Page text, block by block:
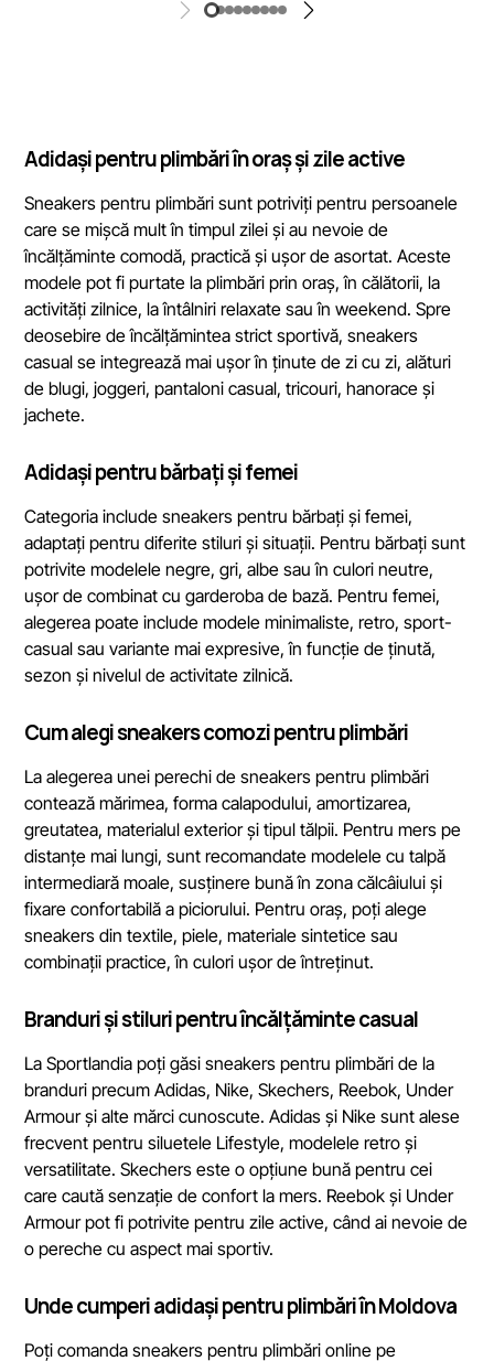
Adidași pentru plimbări în oraș și zile active
Sneakers pentru plimbări sunt potriviți pentru persoanele
care se mișcă mult în timpul zilei și au nevoie de
încălțăminte comodă, practică și ușor de asortat. Aceste
modele pot fi purtate la plimbări prin oraș, în călătorii, la
activități zilnice, la întâlniri relaxate sau în weekend. Spre
deosebire de încălțămintea strict sportivă, sneakers
casual se integrează mai ușor în ținute de zi cu zi, alături
de blugi, joggeri, pantaloni casual, tricouri, hanorace și
jachete.
Adidași pentru bărbați și femei
Categoria include sneakers pentru bărbați și femei,
adaptați pentru diferite stiluri și situații. Pentru bărbați sunt
potrivite modelele negre, gri, albe sau în culori neutre,
ușor de combinat cu garderoba de bază. Pentru femei,
alegerea poate include modele minimaliste, retro, sport-
casual sau variante mai expresive, în funcție de ținută,
sezon și nivelul de activitate zilnică.
Cum alegi sneakers comozi pentru plimbări
La alegerea unei perechi de sneakers pentru plimbări
contează mărimea, forma calapodului, amortizarea,
greutatea, materialul exterior și tipul tălpii. Pentru mers pe
distanțe mai lungi, sunt recomandate modelele cu talpă
intermediară moale, susținere bună în zona călcâiului și
fixare confortabilă a piciorului. Pentru oraș, poți alege
sneakers din textile, piele, materiale sintetice sau
combinații practice, în culori ușor de întreținut.
Branduri și stiluri pentru încălțăminte casual
La Sportlandia poți găsi sneakers pentru plimbări de la
branduri precum Adidas, Nike, Skechers, Reebok, Under
Armour și alte mărci cunoscute. Adidas și Nike sunt alese
frecvent pentru siluetele Lifestyle, modelele retro și
versatilitate. Skechers este o opțiune bună pentru cei
care caută senzație de confort la mers. Reebok și Under
Armour pot fi potrivite pentru zile active, când ai nevoie de
o pereche cu aspect mai sportiv.
Unde cumperi adidași pentru plimbări în Moldova
Poți comanda sneakers pentru plimbări online pe